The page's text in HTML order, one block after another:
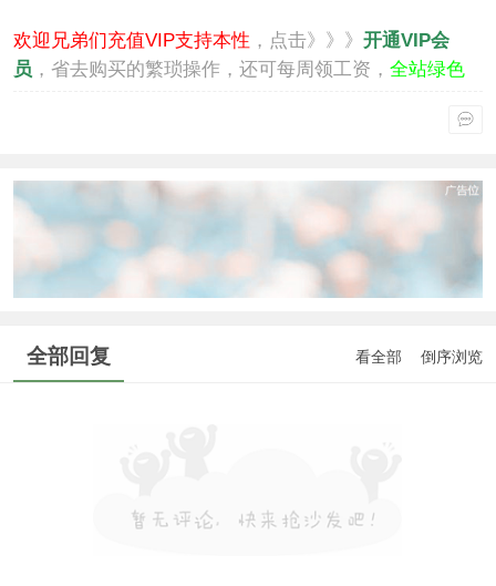
欢迎兄弟们充值VIP支持本性 ，点击》》》 开通VIP会
员 ，省去购买的繁琐操作，还可每周领工资， 全站绿色
全部回复 看全部 倒序浏览